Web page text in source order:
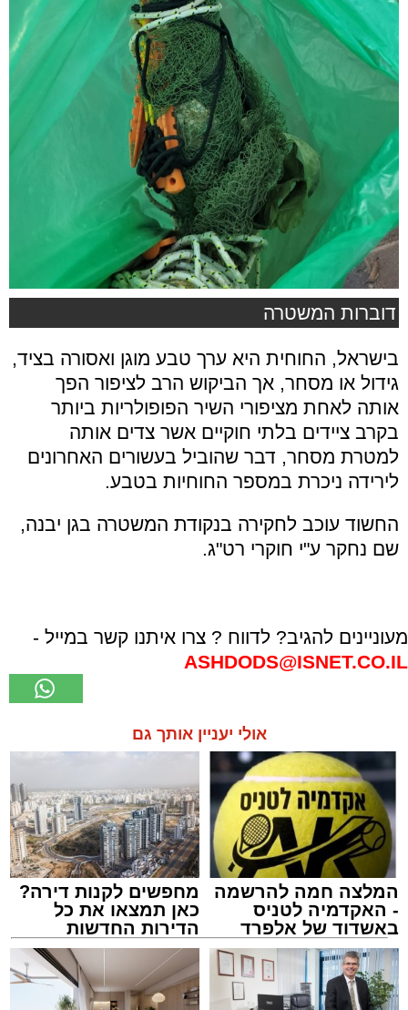
דוברות המשטרה
בישראל, החוחית היא ערך טבע מוגן ואסורה בציד,
גידול או מסחר, אך הביקוש הרב לציפור הפך
אותה לאחת מציפורי השיר הפופולריות ביותר
בקרב ציידים בלתי חוקיים אשר צדים אותה
למטרת מסחר, דבר שהוביל בעשורים האחרונים
לירידה ניכרת במספר החוחיות בטבע.
החשוד עוכב לחקירה בנקודת המשטרה בגן יבנה,
שם נחקר ע"י חוקרי רט"ג.
מעוניינים להגיב? לדווח ? צרו איתנו קשר במייל -
ASHDODS@ISNET.CO.IL
אולי יעניין אותך גם
המלצה חמה להרשמה
- האקדמיה לטניס
באשדוד של אלפרד
קריאולנסקי - לילדים
מחפשים לקנות דירה?
כאן תמצאו את כל
הדירות החדשות
למכירה באשדוד >>>